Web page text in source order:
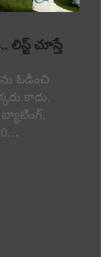
లిస్ట్ చూస్తే
ఓడించి
కాదు,
బ్యాటింగ్,